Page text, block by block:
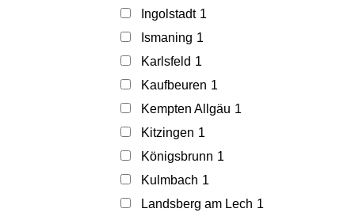
Ingolstadt 1
Ismaning 1
Karlsfeld 1
Kaufbeuren 1
Kempten Allgäu 1
Kitzingen 1
Königsbrunn 1
Kulmbach 1
Landsberg am Lech 1